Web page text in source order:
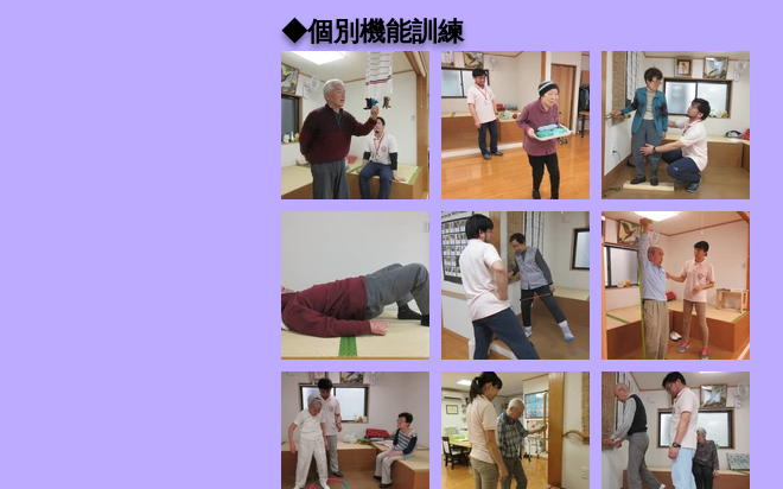
◆個別機能訓練